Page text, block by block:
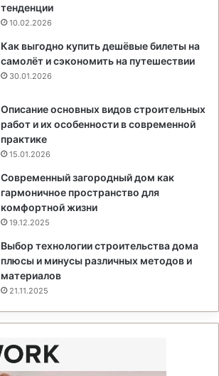
тенденции
10.02.2026
Как выгодно купить дешёвые билеты на
самолёт и сэкономить на путешествии
30.01.2026
Описание основных видов строительных
работ и их особенности в современной
практике
15.01.2026
Современный загородный дом как
гармоничное пространство для
комфортной жизни
19.12.2025
Выбор технологии строительства дома
плюсы и минусы различных методов и
материалов
21.11.2025